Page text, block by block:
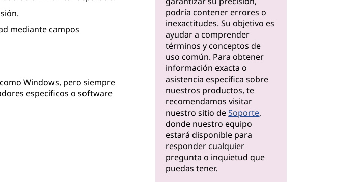
mediante campos
Windows, pero siempre
específicos o software
podría contener errores o
inexactitudes. Su objetivo es
ayudar a comprender
términos y conceptos de
uso común. Para obtener
información exacta o
asistencia específica sobre
nuestros productos, te
recomendamos visitar
nuestro sitio deSoporte,
donde nuestro equipo
estará disponible para
responder cualquier
pregunta o inquietud que
puedas tener.